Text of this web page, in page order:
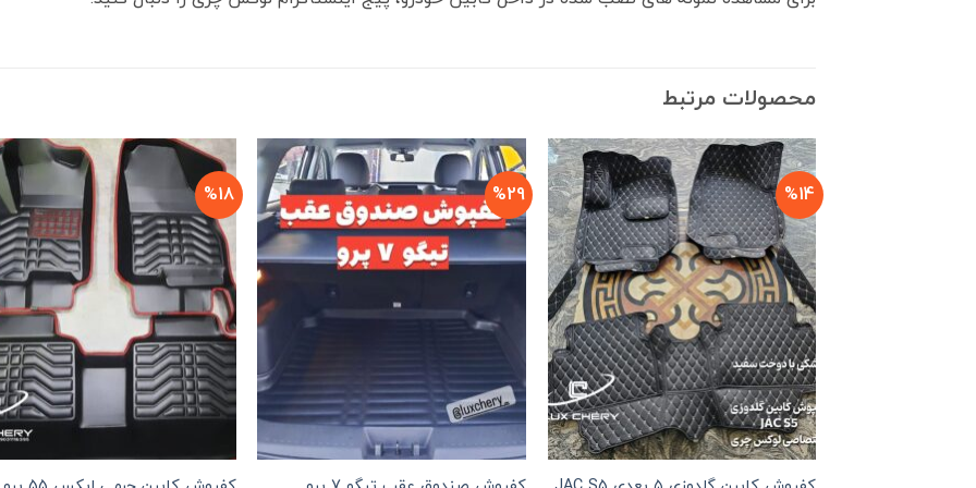
محصولات مرتبط
%14
%29
%18